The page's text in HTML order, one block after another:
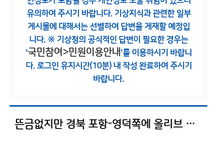
유의하여 주시기 바랍니다. 기상지식과 관련한 일부
게시물에 대해서는 선별하여 답변을 게재할 예정입
니다. ※ 기상청의 공식적인 답변이 필요한 경우는
'국민참여>민원이용안내 '를 이용하시기 바랍니
다. 로그인 유지시간(10분) 내 작성 완료하여 주시기
바랍니다.
뜬금없지만 경북 포항-영덕쪽에 올리브 재배 가능할까요?